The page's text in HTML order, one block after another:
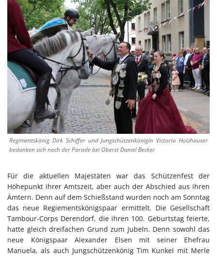
Regimentskönig Dirk Schiffer und Jungschützenkönigin Victoria Holzhauser
bedanken sich nach der Parade bei Oberst Daniel Becker
Für die aktuellen Majestäten war das Schützenfest der
Höhepunkt ihrer Amtszeit, aber auch der Abschied aus ihren
Ämtern. Denn auf dem Schießstand wurden noch am Sonntag
das neue Regiementskönigspaar ermittelt. Die Gesellschaft
Tambour-Corps Derendorf, die ihren 100. Geburtstag feierte,
hatte gleich dreifachen Grund zum Jubeln. Denn sowohl das
neue Königspaar Alexander Elsen mit seiner Ehefrau
Manuela, als auch Jungschützenkönig Tim Kunkel mit Merle